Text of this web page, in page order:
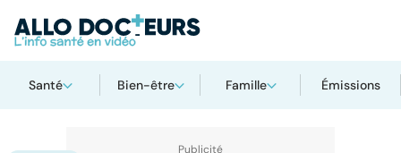
Santé Bien-être Famille Émissions